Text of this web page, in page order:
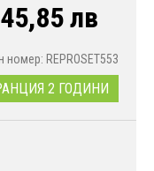
лв
номер: REPROSET553
2 ГОДИНИ